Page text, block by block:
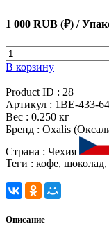
1 000 RUB (₽) /
В корзину
Product ID : 28
Артикул : 1BE-433-
Вес : 0.250 кг
Бренд : Oxalis
Страна : Чехия
Теги : кофе, шоколад,
Описание